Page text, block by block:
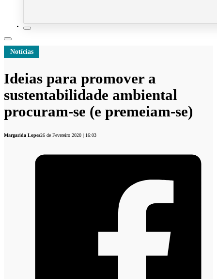
Notícias
Ideias para promover a
sustentabilidade ambiental
procuram-se (e premeiam-se)
Margarida Lopes26 de Fevereiro 2020 | 16:03